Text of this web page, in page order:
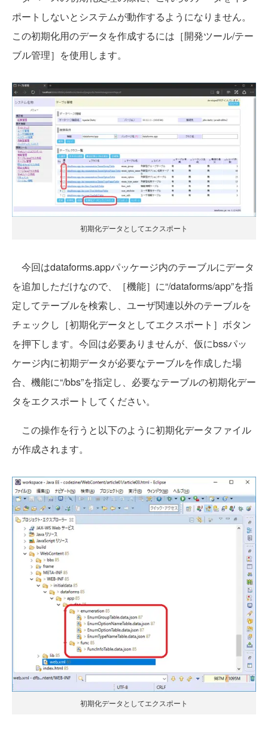
ポートしないとシステムが動作するようになりません。
この初期化用のデータを作成するには［開発ツール/テー
ブル管理］を使用します。
初期化データとしてエクスポート
今回はdataforms.appパッケージ内のテーブルにデータ
を追加しただけなので、［機能］に“/dataforms/app”を指
定してテーブルを検索し、ユーザ関連以外のテーブルを
チェックし［初期化データとしてエクスポート］ボタン
を押下します。今回は必要ありませんが、仮にbssパッ
ケージ内に初期データが必要なテーブルを作成した場
合、機能に“/bbs”を指定し、必要なテーブルの初期化デー
タをエクスポートしてください。
この操作を行うと以下のように初期化データファイル
が作成されます。
初期化データとしてエクスポート